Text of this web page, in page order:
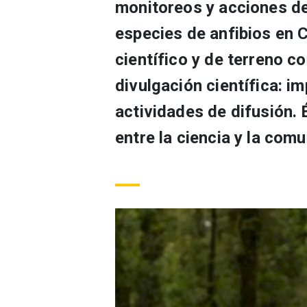
monitoreos y acciones
especies de anfibios en
científico y de terreno
divulgación científica:
actividades de difusión.
entre la ciencia y la